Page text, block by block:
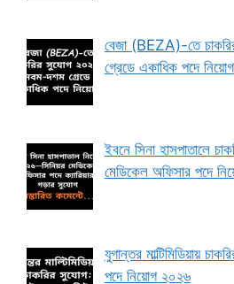
বেজা (BEZA)-তে
গ্রেডে একাধিক পদে নিয়োগ
ইবনে সিনা হাসপাতালে
মেডিকেল অফিসার পদে
যুগান্তর মাল্টিমিডিয়ায়
পদে নিয়োগ ২০২৬